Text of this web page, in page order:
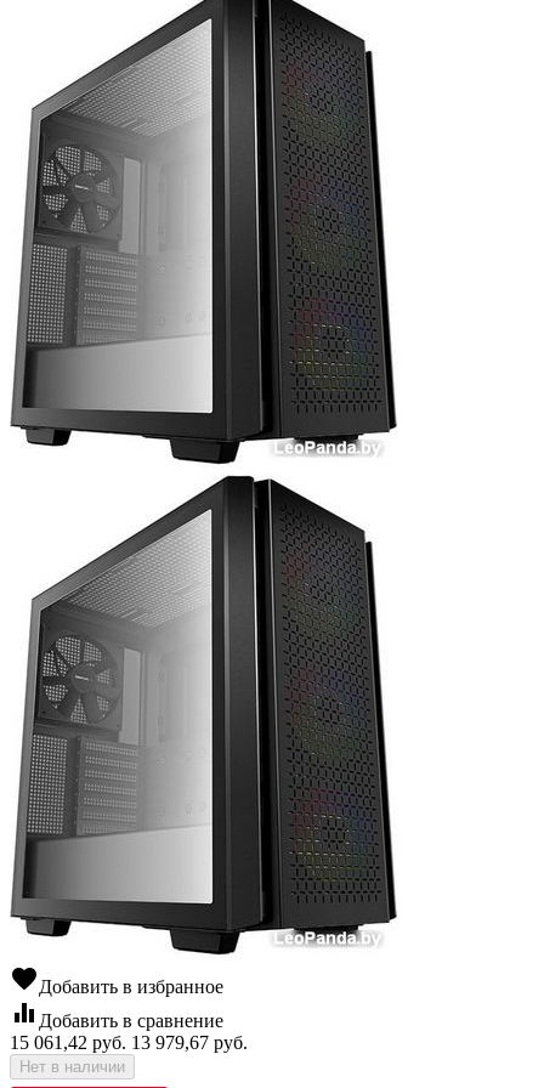
Мыши
Наборы клавиатура и мышь
Коврики для мыши
Мультимедиа
Наушники и гарнитуры
favoriteДобавить в избранное
equalizer Добавить в сравнение
15 061,42 руб. 13 979,67 руб.
Нет в наличии